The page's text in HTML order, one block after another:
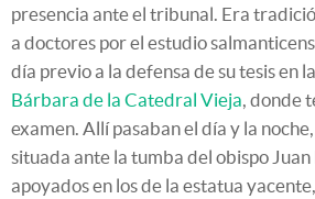
presencia ante el tribunal. Era
a doctores por el estudio
día previo a la defensa de su tesis en la
Bárbara de la Catedral Vieja, donde
examen. Allí pasaban el día y la
situada ante la tumba del obispo Juan
apoyados en los de la estatua